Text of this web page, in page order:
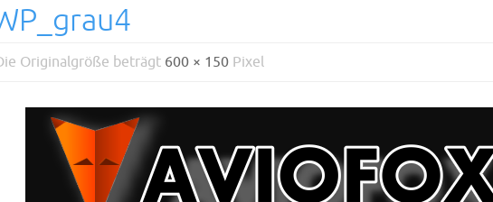
Originalgröße beträgt 600 × 150 Pixel